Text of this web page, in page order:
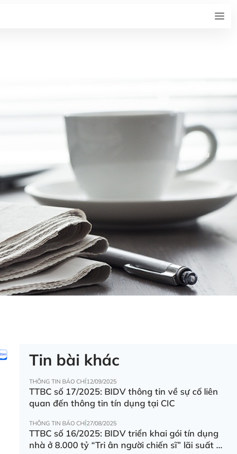
Tin bài khác
THÔNG TIN BÁO CHÍ12/09/2025
TTBC số 17/2025: BIDV thông tin về sự cố liên
quan đến thông tin tín dụng tại CIC
THÔNG TIN BÁO CHÍ27/08/2025
TTBC số 16/2025: BIDV triển khai gói tín dụng
nhà ở 8.000 tỷ “Tri ân người chiến sĩ” lãi suất ưu